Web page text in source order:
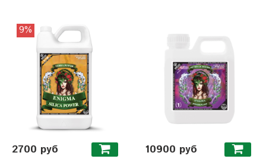
9%
2700 руб 10900 руб